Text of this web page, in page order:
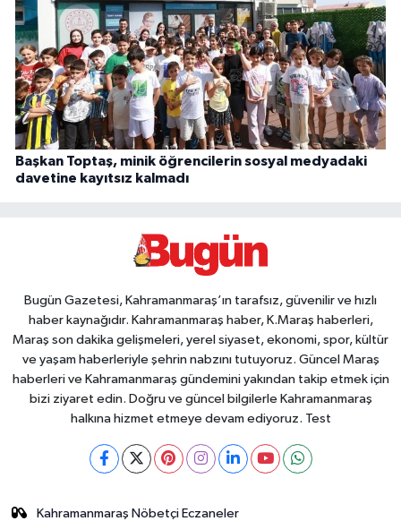
Başkan Toptaş, minik öğrencilerin sosyal medyadaki
davetine kayıtsız kalmadı
Bugün Gazetesi, Kahramanmaraş’ın tarafsız, güvenilir ve hızlı
haber kaynağıdır. Kahramanmaraş haber, K.Maraş haberleri,
Maraş son dakika gelişmeleri, yerel siyaset, ekonomi, spor, kültür
ve yaşam haberleriyle şehrin nabzını tutuyoruz. Güncel Maraş
haberleri ve Kahramanmaraş gündemini yakından takip etmek için
bizi ziyaret edin. Doğru ve güncel bilgilerle Kahramanmaraş
halkına hizmet etmeye devam ediyoruz. Test
Kahramanmaraş Nöbetçi Eczaneler